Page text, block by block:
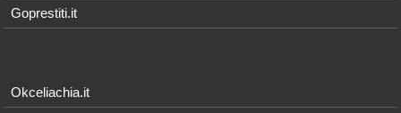
Goprestiti.it
Okceliachia.it